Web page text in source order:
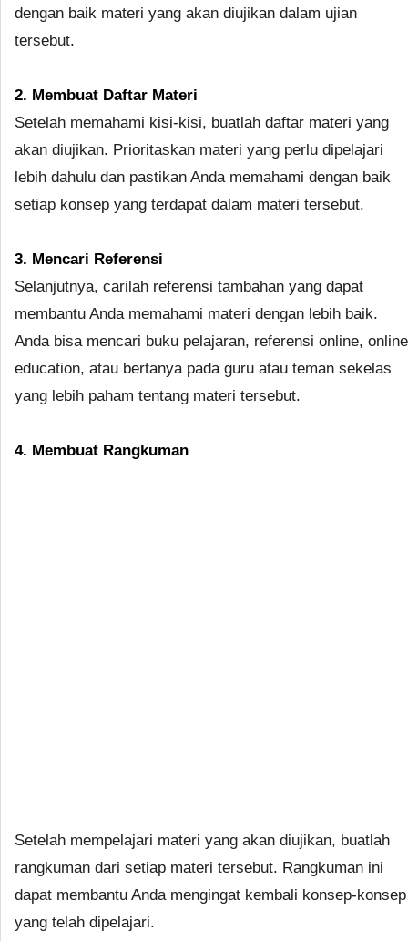
dengan baik materi yang akan diujikan dalam ujian
tersebut.
2. Membuat Daftar Materi
Setelah memahami kisi-kisi, buatlah daftar materi yang
akan diujikan. Prioritaskan materi yang perlu dipelajari
lebih dahulu dan pastikan Anda memahami dengan baik
setiap konsep yang terdapat dalam materi tersebut.
3. Mencari Referensi
Selanjutnya, carilah referensi tambahan yang dapat
membantu Anda memahami materi dengan lebih baik.
Anda bisa mencari buku pelajaran, referensi online, online
education, atau bertanya pada guru atau teman sekelas
yang lebih paham tentang materi tersebut.
4. Membuat Rangkuman
Setelah mempelajari materi yang akan diujikan, buatlah
rangkuman dari setiap materi tersebut. Rangkuman ini
dapat membantu Anda mengingat kembali konsep-konsep
yang telah dipelajari.